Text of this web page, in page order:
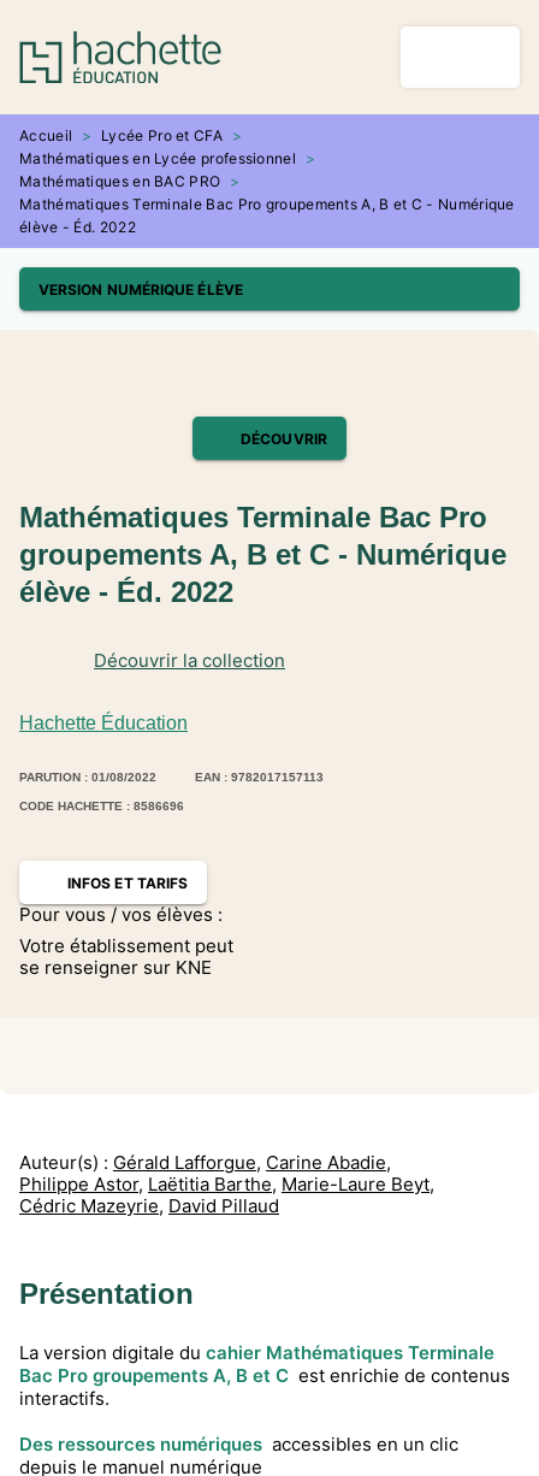
MENU RECHERCHE
PIED DE PAGE
Accueil > Lycée Pro et CFA >
Mathématiques en Lycée professionnel
>
Mathématiques en BAC PRO >
Mathématiques Terminale Bac Pro groupements A, B et C - Numérique
élève - Éd. 2022
VERSION NUMÉRIQUE ÉLÈVE
DÉCOUVRIR
Hachette Éducation
Découvrir la collection
Mathématiques Terminale Bac Pro
groupements A, B et C - Numérique
élève - Éd. 2022
PARUTION : 01/08/2022 EAN : 9782017157113
CODE HACHETTE : 8586696
INFOS ET TARIFS
Pour vous / vos élèves :
Votre établissement peut
se renseigner sur KNE
Auteur(s) : Gérald Lafforgue, Carine Abadie,
Philippe Astor, Laëtitia Barthe, Marie-Laure Beyt,
Cédric Mazeyrie, David Pillaud
Présentation
La version digitale du cahier Mathématiques Terminale
Bac Pro groupements A, B et C est enrichie de contenus
interactifs.
Des ressources numériques accessibles en un clic
depuis le manuel numérique